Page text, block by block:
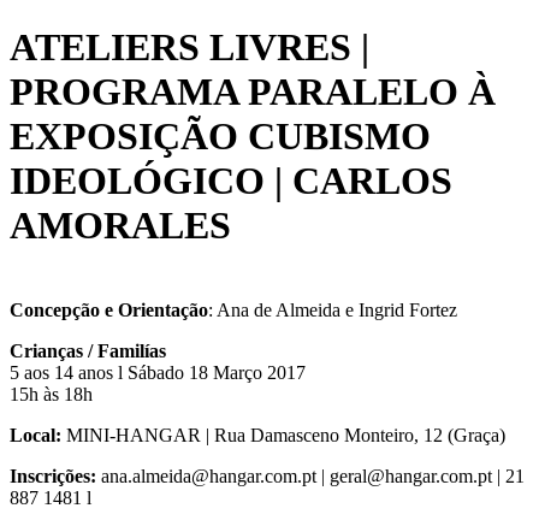
ATELIERS LIVRES |
PROGRAMA PARALELO À
EXPOSIÇÃO CUBISMO
IDEOLÓGICO | CARLOS
AMORALES
Concepção e Orientação: Ana de Almeida e Ingrid Fortez
Crianças / Familías
5 aos 14 anos l Sábado 18 Março 2017
15h às 18h
Local: MINI-HANGAR | Rua Damasceno Monteiro, 12 (Graça)
Inscrições: ana.almeida@hangar.com.pt | geral@hangar.com.pt | 21
887 1481 l